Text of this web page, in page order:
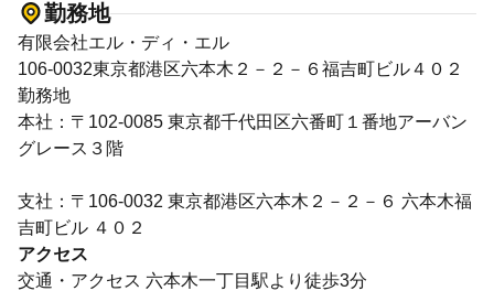
勤務地
有限会社エル・ディ・エル
106-0032東京都港区六本木２－２－６福吉町ビル４０２
勤務地
本社：〒102-0085 東京都千代田区六番町１番地アーバン
グレース３階
支社：〒106-0032 東京都港区六本木２－２－６ 六本木福
吉町ビル ４０２
アクセス
交通・アクセス 六本木一丁目駅より徒歩3分